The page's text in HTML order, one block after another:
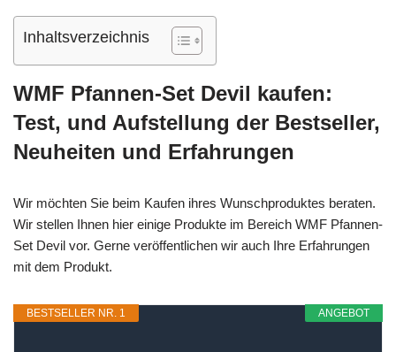
Inhaltsverzeichnis
WMF Pfannen-Set Devil kaufen:
Test, und Aufstellung der Bestseller,
Neuheiten und Erfahrungen
Wir möchten Sie beim Kaufen ihres Wunschproduktes beraten.
Wir stellen Ihnen hier einige Produkte im Bereich WMF Pfannen-
Set Devil vor. Gerne veröffentlichen wir auch Ihre Erfahrungen
mit dem Produkt.
ANGEBOT
BESTSELLER NR. 1